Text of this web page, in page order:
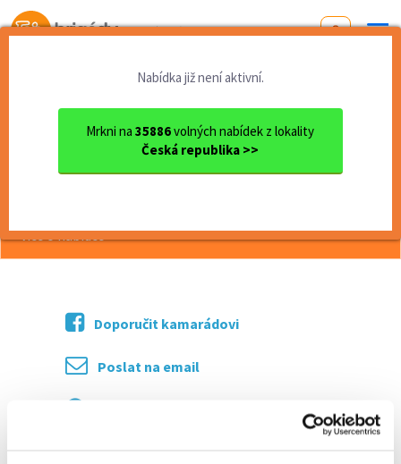
Od první brigády
Nabídka již není aktivní.
Mrkni na35886volných nabídek z lokality
Česká republika >>
Zlínský kraj okres Zlín
Úklidový pracovník ZLÍN pou...
Úklidový pracovník ZLÍN pouze OZP
více o nabídce >>
Doporučit kamarádovi
Poslat na email